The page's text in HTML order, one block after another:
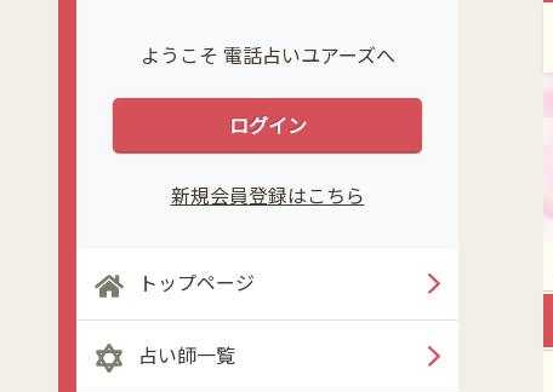
ようこそ 電話占いユアーズへ
ログイン
新規会員登録はこちら
トップページ
占い師一覧